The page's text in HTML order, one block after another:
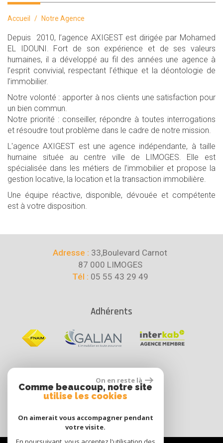
Accueil Notre Agence
Depuis 2010, l’agence AXIGEST est dirigée par Mohamed
EL IDOUNI. Fort de son expérience et de ses valeurs
humaines, il a développé au fil des années une agence à
l’esprit convivial, respectant l’éthique et la déontologie de
l’immobilier.
Notre volonté : apporter à nos clients une satisfaction pour
un bien commun.
Notre priorité : conseiller, répondre à toutes interrogations
et résoudre tout problème dans le cadre de notre mission.
L'agence AXIGEST est une agence indépendante, à taille
humaine située au centre ville de LIMOGES. Elle est
spécialisée dans les métiers de l’immobilier et propose la
gestion locative, la location et la transaction immobilière.
Une équipe réactive, disponible, dévouée et compétente
est à votre disposition.
Adresse : 33,Boulevard Carnot
87 000 LIMOGES
Tél : 05 55 43 29 49
Adhérents
Se connecter
On en reste là
Comme beaucoup, notre site
utilise les cookies
On aimerait vous accompagner pendant
votre visite.